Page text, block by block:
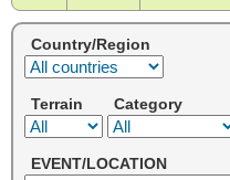
Country/Region
Terrain Category
EVENT/LOCATION